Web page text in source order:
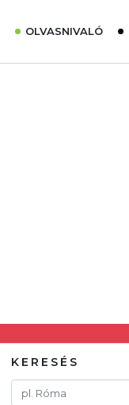
OLVASNIVALÓ
KERESÉS